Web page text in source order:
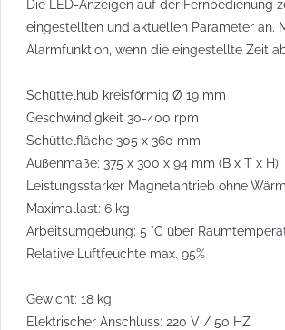
Die LED-Anzeigen auf der Fernbedienung
eingestellten und aktuellen Parameter an.
Alarmfunktion, wenn die eingestellte Zeit
Schüttelhub kreisförmig Ø 19 mm
Geschwindigkeit 30-400 rpm
Schüttelfläche 305 x 360 mm
Außenmaße: 375 x 300 x 94 mm (B x T x H)
Leistungsstarker Magnetantrieb ohne
Maximallast: 6 kg
Arbeitsumgebung: 5 °C über
Relative Luftfeuchte max. 95%
Gewicht: 18 kg
Elektrischer Anschluss: 220 V / 50 HZ